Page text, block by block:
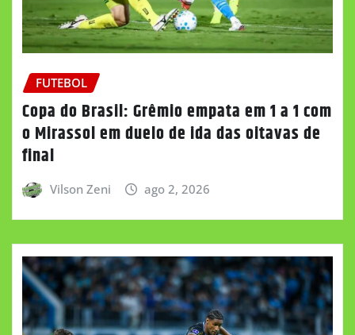
FUTEBOL
Copa do Brasil: Grêmio empata em 1 a 1 com
o Mirassol em duelo de ida das oitavas de
final
Vilson Zeni ago 2, 2026